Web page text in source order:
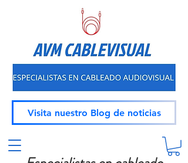
Visita nuestro Blog de noticias